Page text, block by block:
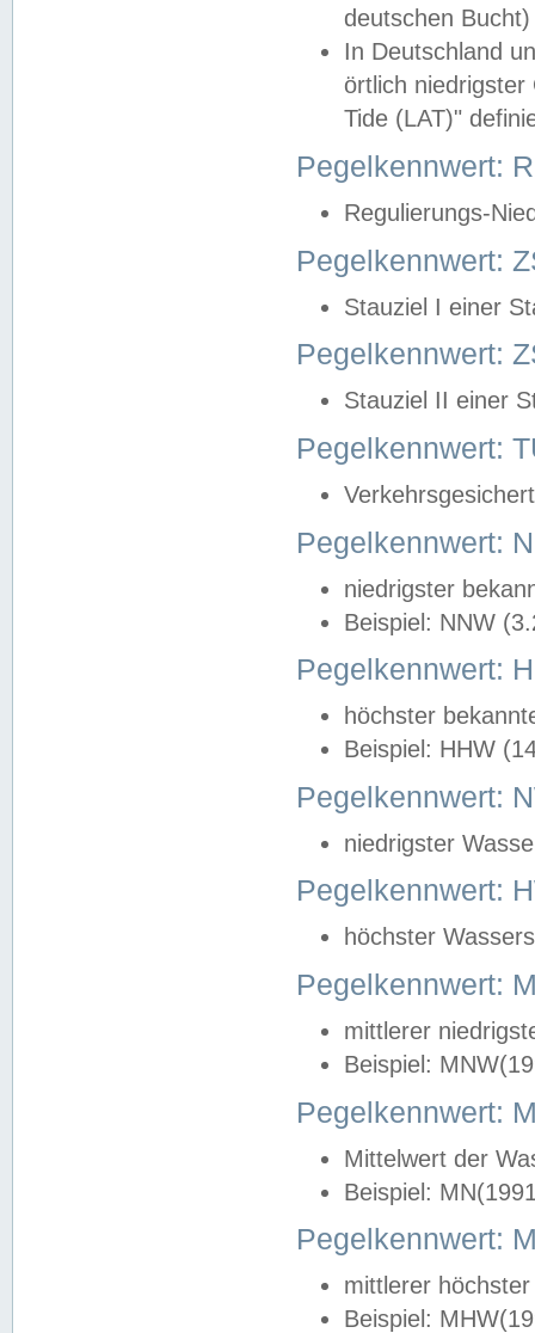
deutschen
In Deutschland
örtlich
Tide (LAT)"
Pegelkennwert:
Regulierungs-
Pegelkennwert:
Stauziel I einer
Pegelkennwert:
Stauziel II einer
Pegelkennwert:
Pegelkennwert:
niedrigster
Beispiel: NNW
Pegelkennwert:
höchster
Beispiel: HHW
Pegelkennwert:
niedrigster
Pegelkennwert:
höchster
Pegelkennwert:
mittlerer
Beispiel:
Pegelkennwert:
Mittelwert der
Beispiel:
Pegelkennwert:
mittlerer
Beispiel: